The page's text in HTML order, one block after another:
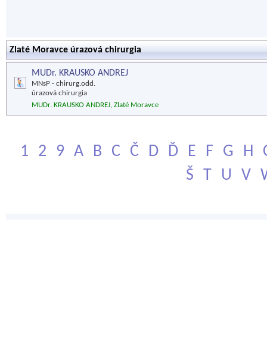
Zlaté Moravce úrazová chirurgia
MUDr. KRAUSKO ANDREJ
MNsP - chirurg.odd.
úrazová chirurgia
MUDr. KRAUSKO ANDREJ, Zlaté Moravce
1 2 9 A B C Č D Ď E F G H
Š
T U V